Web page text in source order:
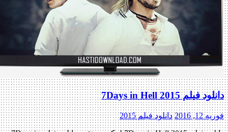
دانلود فیلم 7Days in Hell 2015
فوریه 12, 2016 دانلود فیلم 2015